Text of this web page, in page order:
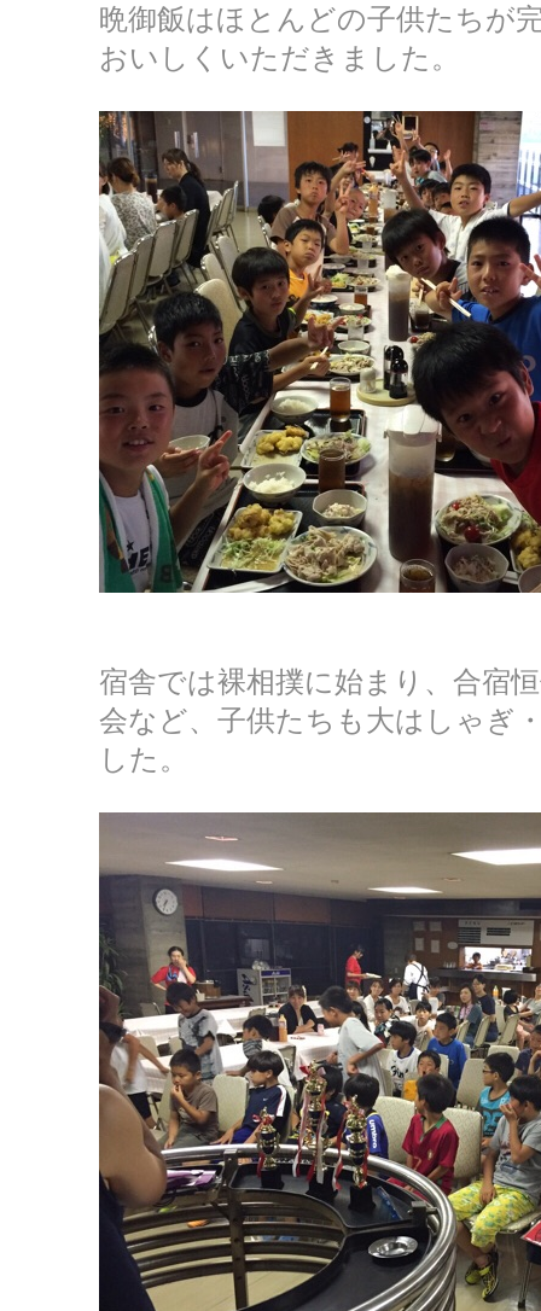
晩御飯はほとんどの子供たちが
おいしくいただきました。
宿舎では裸相撲に始まり、合宿
会など、子供たちも大はしゃぎ
した。